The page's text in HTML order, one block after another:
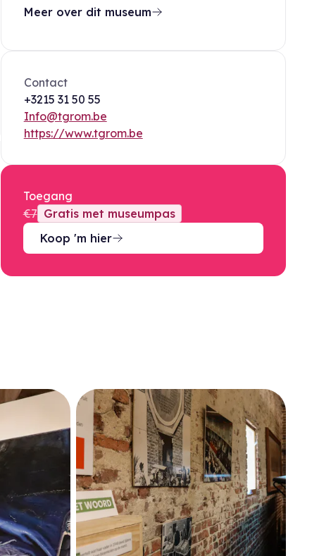
Meer over dit museum
Contact
+3215 31 50 55
Info@tgrom.be
https://www.tgrom.be
Toegang
€7 Gratis met museumpas
Koop 'm hier